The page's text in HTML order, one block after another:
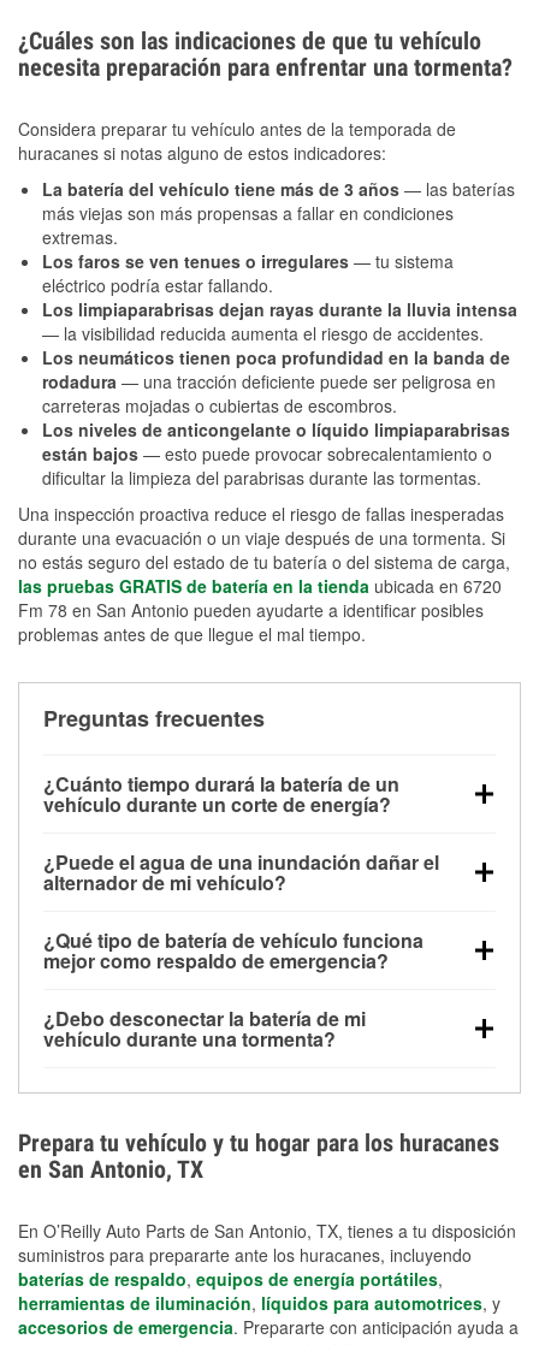
¿Cuáles son las indicaciones de que tu vehículo
necesita preparación para enfrentar una tormenta?
Considera preparar tu vehículo antes de la temporada de
huracanes si notas alguno de estos indicadores:
La batería del vehículo tiene más de 3 años — las baterías
más viejas son más propensas a fallar en condiciones
extremas.
Los faros se ven tenues o irregulares — tu sistema
eléctrico podría estar fallando.
Los limpiaparabrisas dejan rayas durante la lluvia intensa
— la visibilidad reducida aumenta el riesgo de accidentes.
Los neumáticos tienen poca profundidad en la banda de
rodadura — una tracción deficiente puede ser peligrosa en
carreteras mojadas o cubiertas de escombros.
Los niveles de anticongelante o líquido limpiaparabrisas
están bajos — esto puede provocar sobrecalentamiento o
dificultar la limpieza del parabrisas durante las tormentas.
Una inspección proactiva reduce el riesgo de fallas inesperadas
durante una evacuación o un viaje después de una tormenta. Si
no estás seguro del estado de tu batería o del sistema de carga,
las pruebas GRATIS de batería en la tienda ubicada en 6720
Fm 78 en San Antonio pueden ayudarte a identificar posibles
problemas antes de que llegue el mal tiempo.
Preguntas frecuentes
¿Cuánto tiempo durará la batería de un
vehículo durante un corte de energía?
alimentar pequeños accesorios durante un tiempo
limitado, pero el uso repetido sin conducir el vehículo
contar con un equipo de carga de respaldo para
cortes prolongados.
¿Puede el agua de una inundación dañar el
alternador de mi vehículo?
parte baja del compartimento del motor y pueden
dañarse si se sumergen, lo que puede provocar una
días después de la exposición.
¿Qué tipo de batería de vehículo funciona
mejor como respaldo de emergencia?
para aplicaciones de ciclo profundo porque son
selladas, resistentes a las vibraciones y más
¿Debo desconectar la batería de mi
vehículo durante una tormenta?
los daños por inundación. Evitar el agua estancada y
preparar opciones de carga de respaldo son
medidas de protección más efectivas.
Prepara tu vehículo y tu hogar para los huracanes
en San Antonio, TX
En O’Reilly Auto Parts de San Antonio, TX, tienes a tu disposición
suministros para prepararte ante los huracanes, incluyendo
baterías de respaldo, equipos de energía portátiles,
herramientas de iluminación, líquidos para automotrices, y
accesorios de emergencia. Prepararte con anticipación ayuda a